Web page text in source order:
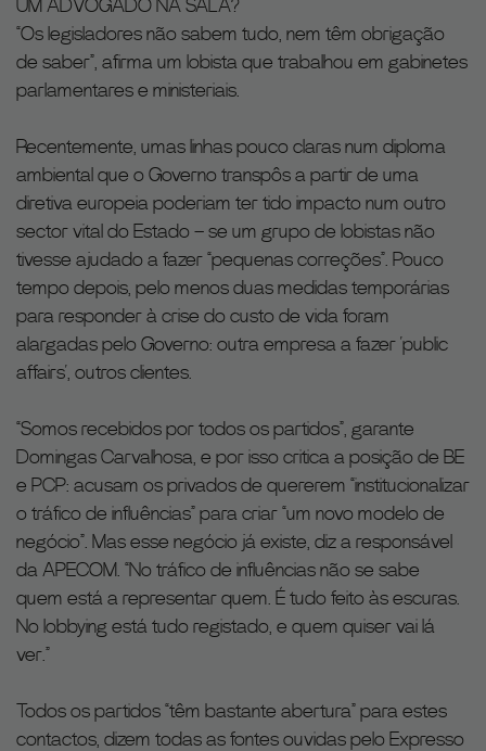
UM ADVOGADO NA SALA?
“Os legisladores não sabem tudo, nem têm obrigação
de saber”, afirma um lobista que trabalhou em gabinetes
parlamentares e ministeriais.
Recentemente, umas linhas pouco claras num diploma
ambiental que o Governo transpôs a partir de uma
diretiva europeia poderiam ter tido impacto num outro
sector vital do Estado – se um grupo de lobistas não
tivesse ajudado a fazer “pequenas correções”. Pouco
tempo depois, pelo menos duas medidas temporárias
para responder à crise do custo de vida foram
alargadas pelo Governo: outra empresa a fazer ‘public
affairs’, outros clientes.
“Somos recebidos por todos os partidos”, garante
Domingas Carvalhosa, e por isso critica a posição de BE
e PCP: acusam os privados de quererem “institucionalizar
o tráfico de influências” para criar “um novo modelo de
negócio”. Mas esse negócio já existe, diz a responsável
da APECOM. “No tráfico de influências não se sabe
quem está a representar quem. É tudo feito às escuras.
No lobbying está tudo registado, e quem quiser vai lá
ver.”
Todos os partidos “têm bastante abertura” para estes
contactos, dizem todas as fontes ouvidas pelo Expresso